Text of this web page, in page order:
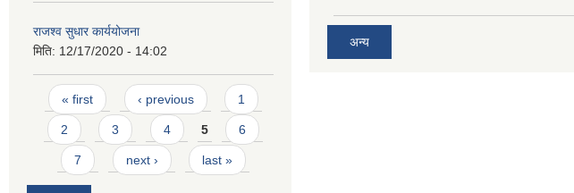
राजश्व सुधार कार्ययोजना
मिति: 12/17/2020 - 14:02
Pages
« first ‹ previous 1
2 3 4 5 6
7 next › last »
अन्य